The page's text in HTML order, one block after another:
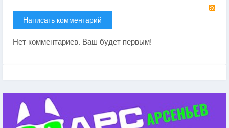
Написать комментарий
Нет комментариев. Ваш будет первым!